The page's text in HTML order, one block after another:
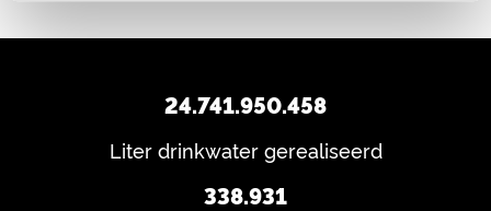
24.741.950.458
Liter drinkwater gerealiseerd
338.931